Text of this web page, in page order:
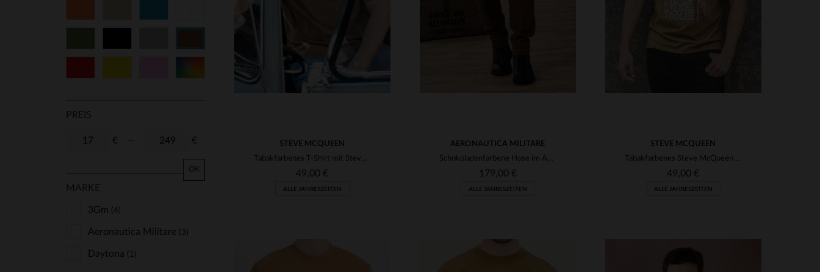
PREIS
€ €
OK
MARKE
3Gm (4)
Aeronautica Militare (3)
Daytona (1)
STEVE MCQUEEN
Tabakfarbenes T-Shirt mit Steve McQueen-Stickerei
49,00 €
ALLE JAHRESZEITEN
AERONAUTICA MILITARE
Schokoladenfarbene Hose im Army-Stil
179,00 €
ALLE JAHRESZEITEN
STEVE MCQUEEN
Tabakfarbenes Steve McQueen-Grafik-T-Shirt
49,00 €
ALLE JAHRESZEITEN